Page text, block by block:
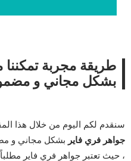
طريقة مجربة
بشكل مجاني و مضمون
سنقدم لكم اليوم من خلال هذا
جواهر فري فاير بشكل مجاني و
، حيث تعتبر جواهر فري فاير مطلباً